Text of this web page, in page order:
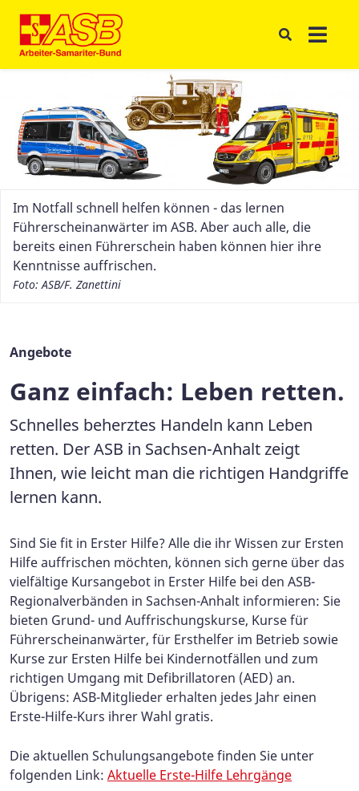
Im Notfall schnell helfen können - das lernen
Führerscheinanwärter im ASB. Aber auch alle, die
bereits einen Führerschein haben können hier ihre
Kenntnisse auffrischen.
Foto: ASB/F. Zanettini
Angebote
Ganz einfach: Leben retten.
Schnelles beherztes Handeln kann Leben
retten. Der ASB in Sachsen-Anhalt zeigt
Ihnen, wie leicht man die richtigen Handgriffe
lernen kann.
Sind Sie fit in Erster Hilfe? Alle die ihr Wissen zur Ersten
Hilfe auffrischen möchten, können sich gerne über das
vielfältige Kursangebot in Erster Hilfe bei den ASB-
Regionalverbänden in Sachsen-Anhalt informieren: Sie
bieten Grund- und Auffrischungskurse, Kurse für
Führerscheinanwärter, für Ersthelfer im Betrieb sowie
Kurse zur Ersten Hilfe bei Kindernotfällen und zum
richtigen Umgang mit Defibrillatoren (AED) an.
Übrigens: ASB-Mitglieder erhalten jedes Jahr einen
Erste-Hilfe-Kurs ihrer Wahl gratis.
Die aktuellen Schulungsangebote finden Sie unter
folgenden Link: Aktuelle Erste-Hilfe Lehrgänge